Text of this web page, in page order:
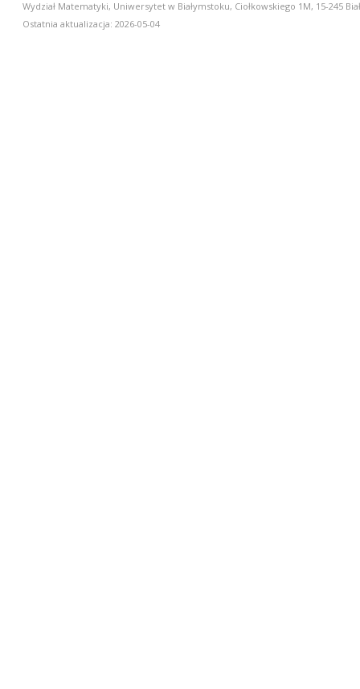
Wydział Matematyki, Uniwersytet w Białymstoku, Ciołkowskiego 1M, 15-245
Ostatnia aktualizacja: 2026-05-04